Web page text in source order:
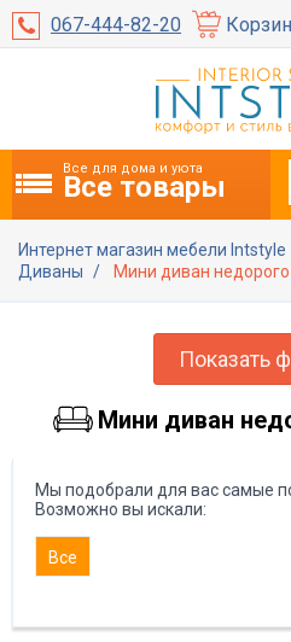
067-444-82-20
Все для дома и уюта
Все товары
Интернет магазин мебели Intstyle
Диваны
Мини диван недорого
Показать
Мини диван
Мы подобрали для вас самые
Возможно вы искали:
Все